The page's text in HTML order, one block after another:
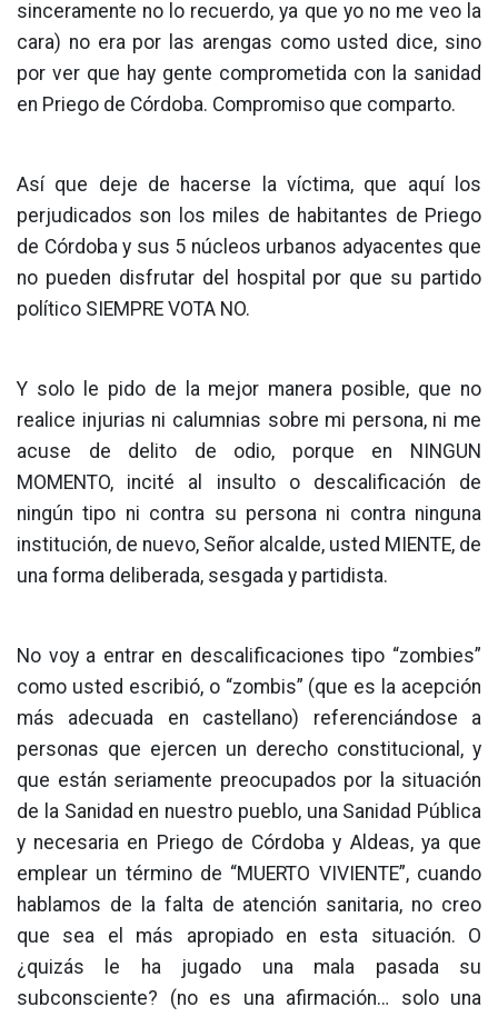
sinceramente no lo recuerdo, ya que yo no me veo la
cara) no era por las arengas como usted dice, sino
por ver que hay gente comprometida con la sanidad
en Priego de Córdoba. Compromiso que comparto.
Así que deje de hacerse la víctima, que aquí los
perjudicados son los miles de habitantes de Priego
de Córdoba y sus 5 núcleos urbanos adyacentes que
no pueden disfrutar del hospital por que su partido
político SIEMPRE VOTA NO.
Y solo le pido de la mejor manera posible, que no
realice injurias ni calumnias sobre mi persona, ni me
acuse de delito de odio, porque en NINGUN
MOMENTO, incité al insulto o descalificación de
ningún tipo ni contra su persona ni contra ninguna
institución, de nuevo, Señor alcalde, usted MIENTE, de
una forma deliberada, sesgada y partidista.
No voy a entrar en descalificaciones tipo “zombies”
como usted escribió, o “zombis” (que es la acepción
más adecuada en castellano) referenciándose a
personas que ejercen un derecho constitucional, y
que están seriamente preocupados por la situación
de la Sanidad en nuestro pueblo, una Sanidad Pública
y necesaria en Priego de Córdoba y Aldeas, ya que
emplear un término de “MUERTO VIVIENTE”, cuando
hablamos de la falta de atención sanitaria, no creo
que sea el más apropiado en esta situación. O
¿quizás le ha jugado una mala pasada su
subconsciente? (no es una afirmación… solo una